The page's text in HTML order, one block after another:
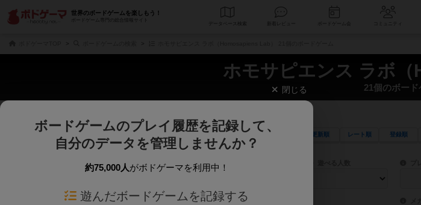
世界のボードゲームを楽しもう！
ボードゲーム専門の総合情報サイト
データベース
ホモサピエンス ラボ（
21個のボード
じっくり表示 更新順 レート順 登録順
商品名、商品説明文、デザイナー名、テーマ名、メカニクス名を対象にフリーワード検索ができます。
ゲームデザイナー名を指定して検索できます。
ゲームデザイナー 目
対象年齢を指定します。 世界観や登場人物などモチーフ・ストーリーを指定することが
テーマ/フレーバー ゲ
閉じる
ボードゲームのプレイ履歴を記録して、
自分のデータを管理しませんか？
約75,000人がボドゲーマを利用中！
遊んだボードゲームを記録する